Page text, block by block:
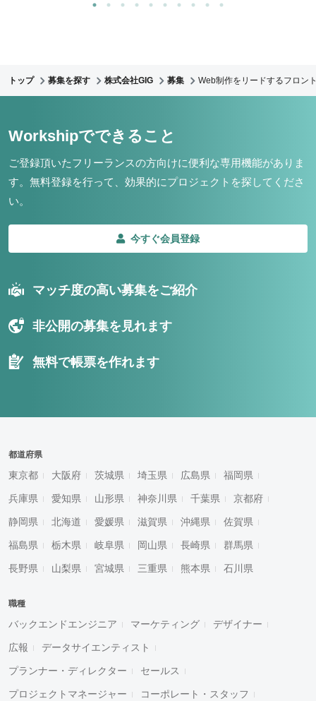
トップ 募集を探す 株式会社GIG 募集 Web制作をリードするフロン
Workshipでできること
ご登録頂いたフリーランスの方向けに便利な専用機能がありま
す。 無料登録を行って、効果的にプロジェクトを探してくださ
い。
今すぐ会員登録
マッチ度の高い募集をご紹介
非公開の募集を見れます
無料で帳票を作れます
都道府県
東京都 大阪府 茨城県 埼玉県 広島県 福岡県
兵庫県 愛知県 山形県 神奈川県 千葉県 京都府
静岡県 北海道 愛媛県 滋賀県 沖縄県 佐賀県
福島県 栃木県 岐阜県 岡山県 長崎県 群馬県
長野県 山梨県 宮城県 三重県 熊本県 石川県
職種
バックエンドエンジニア マーケティング デザイナー
広報 データサイエンティスト
プランナー・ディレクター セールス
プロジェクトマネージャー コーポレート・スタッフ